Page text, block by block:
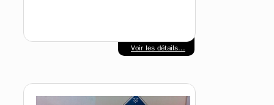
Voir les détails...